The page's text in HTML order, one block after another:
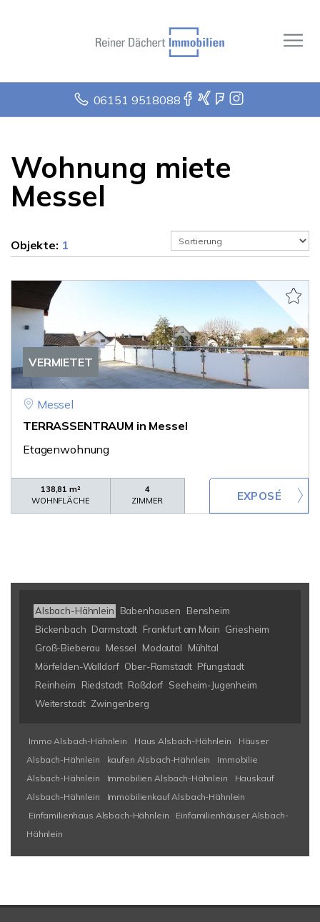
06151 9518088
Wohnung miete
Messel
Objekte: 1
VERMIETET
Messel
TERRASSENTRAUM in Messel
Etagenwohnung
138,81 m²
WOHNFLÄCHE
4
ZIMMER
Alsbach-Hähnlein Babenhausen
Bensheim
Bickenbach Darmstadt Frankfurt am Main Griesheim
Groß-Bieberau
Messel Modautal
Mühltal
Mörfelden-Walldorf Ober-Ramstadt Pfungstadt
Reinheim
Riedstadt Roßdorf Seeheim-Jugenheim
Weiterstadt Zwingenberg
Immo Alsbach-Hähnlein Haus Alsbach-Hähnlein
Häuser
Alsbach-Hähnlein
kaufen Alsbach-Hähnlein
Immobilie
Alsbach-Hähnlein
Immobilien Alsbach-Hähnlein
Hauskauf
Alsbach-Hähnlein
Immobilienkauf Alsbach-Hähnlein
Einfamilienhaus Alsbach-Hähnlein
Einfamilienhäuser Alsbach-
Hähnlein